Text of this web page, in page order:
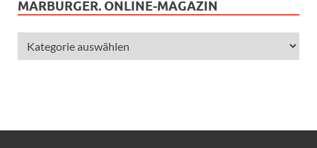
MARBURGER. ONLINE-MAGAZIN